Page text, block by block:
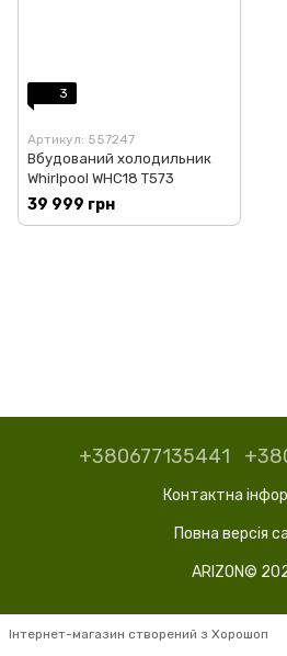
3
Артикул: 557247
Вбудований холодильник
Whirlpool WHC18 T573
39 999 грн
+380677135441
Контактна
Повна версія
ARIZON©
Інтернет-магазин створений з Хорошоп